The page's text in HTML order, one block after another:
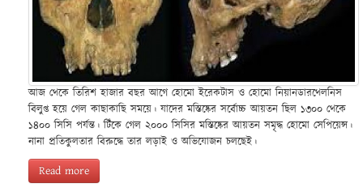
আজ থেকে তিরিশ হাজার বছর আগে হোমো ইরেকটাস ও হোমো নিয়ানডারথেলনিস
বিলুপ্ত হয়ে গেল কাছাকাছি সময়ে। যাদের মস্তিষ্কের সর্বোচ্চ আয়তন ছিল ১৩০০ থেকে
১৪০০ সিসি পর্যন্ত। টিঁকে গেল ২০০০ সিসির মস্তিষ্কের আয়তন সমৃদ্ধ হোমো সেপিয়েন্স।
নানা প্রতিকুলতার বিরুদ্ধে তার লড়াই ও অভিযোজন চলছেই।
Read more